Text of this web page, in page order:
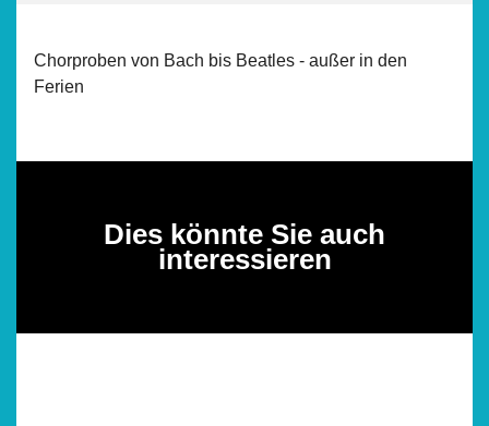
Chorproben von Bach bis Beatles - außer in den
Ferien
Dies könnte Sie auch
interessieren